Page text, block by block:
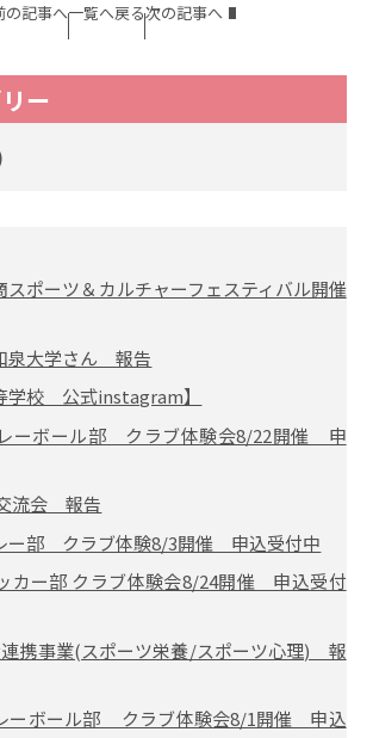
の記事へ一覧へ戻る次の記事へ
ー
ポーツ＆カルチャーフェスティバル開催
泉大学さん 報告
学校 公式instagram】
ーボール部 クラブ体験会8/22開催 申
流会 報告
ー部 クラブ体験8/3開催 申込受付中
カー部 クラブ体験会8/24開催 申込受付
携事業(スポーツ栄養/スポーツ心理) 報
ーボール部 クラブ体験会8/1開催 申込